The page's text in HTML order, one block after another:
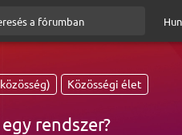
Közösségi élet
rendszer?